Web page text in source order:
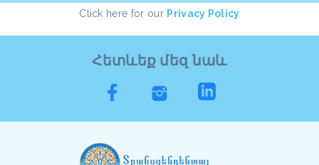
Click here for our Privacy Policy
Հետևեք մեզ նաև